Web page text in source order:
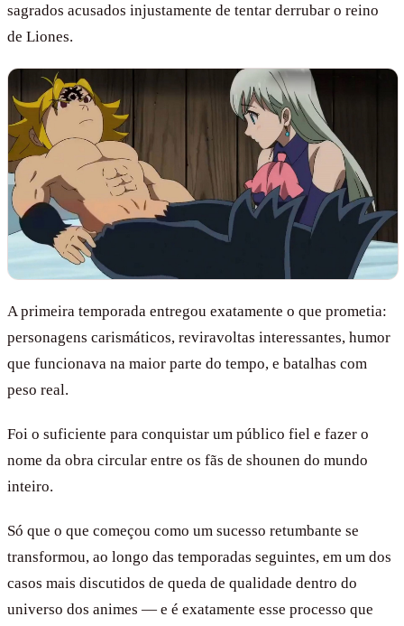
sagrados acusados injustamente de tentar derrubar o reino
de Liones.
A primeira temporada entregou exatamente o que prometia:
personagens carismáticos, reviravoltas interessantes, humor
que funcionava na maior parte do tempo, e batalhas com
peso real.
Foi o suficiente para conquistar um público fiel e fazer o
nome da obra circular entre os fãs de shounen do mundo
inteiro.
Só que o que começou como um sucesso retumbante se
transformou, ao longo das temporadas seguintes, em um dos
casos mais discutidos de queda de qualidade dentro do
universo dos animes — e é exatamente esse processo que